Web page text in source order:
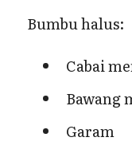
Bumbu halus:
Cabai
Bawang
Garam